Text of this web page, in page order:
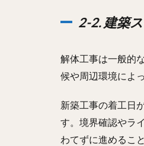
2-2. 建築
解体工事は一般的
候や周辺環境によ
新築工事の着工日
す。境界確認やラ
わてずに進めるこ